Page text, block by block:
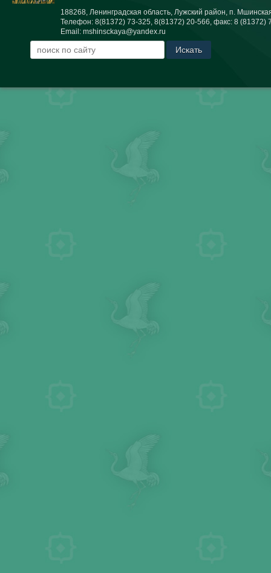
188268, Ленинградская область, Лужский район, п.
Телефон: 8(81372) 73-325, 8(81372) 20-566, факс: 8 (81372)
Email: mshinsckaya@yandex.ru